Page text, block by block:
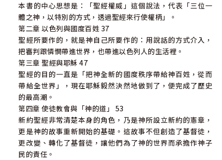
本書的中心思想是：「聖經權威」這個說法，代表「三位一
體之神，以特別的方式，透過聖經來行使權柄」。
第二章 以色列與國度百姓 37
聖經所要作的，就是神自己所要作的：用說話的方式介入，
把審判跟憐憫帶進世界，也帶進以色列人的生活裡。
第三章 聖經與耶穌 47
聖經的目的一直是「把神全新的國度秩序帶給神百姓，從而
帶給全世界」，現在耶穌毅然決然地做到了，便完成了歷史
的最高潮。
第四章 使徒教會與「神的道」 53
新約聖經非常清楚本身的角色，乃是神所設立新約的憲章，
更是神的故事重新開始的基礎。這故事不但創造了基督徒，
更改變、轉化了基督徒，讓他們為了神的世界而承擔作神子
民的責任。